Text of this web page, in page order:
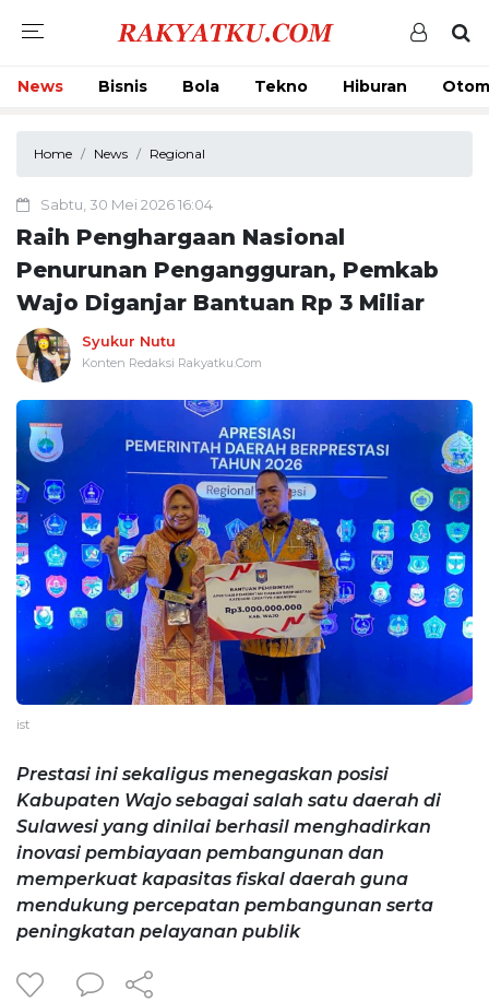
News Bisnis Bola Tekno Hiburan
Home News Regional
Sabtu, 30 Mei 2026 16:04
Raih Penghargaan Nasional
Penurunan Pengangguran, Pemkab
Wajo Diganjar Bantuan Rp 3 Miliar
Syukur Nutu
Konten Redaksi Rakyatku.Com
ist
Prestasi ini sekaligus menegaskan posisi
Kabupaten Wajo sebagai salah satu daerah di
Sulawesi yang dinilai berhasil menghadirkan
inovasi pembiayaan pembangunan dan
memperkuat kapasitas fiskal daerah guna
mendukung percepatan pembangunan serta
peningkatan pelayanan publik